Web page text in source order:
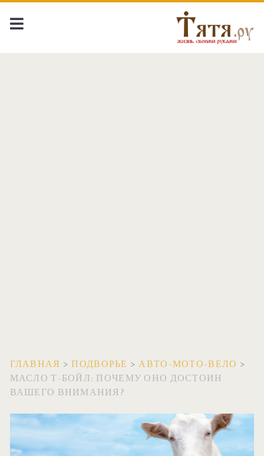
ГЛАВНАЯ >ПОДВОРЬЕ >АВТО-МОТО-ВЕЛО >
МАСЛО Т-БОЙЛ: ПОЧЕМУ ОНО ДОСТОИН
ВАШЕГО ВНИМАНИЯ?